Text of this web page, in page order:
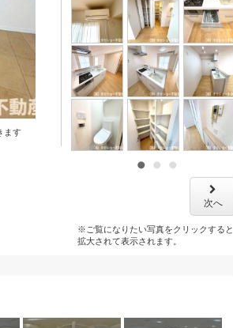
ます
次へ
※ご覧になりたい写真をクリックすると
拡大されて表示されます。